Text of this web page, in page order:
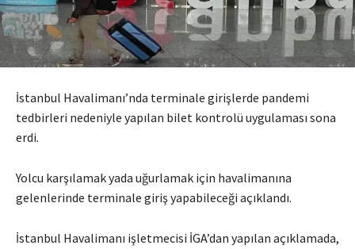
İstanbul Havalimanı’nda terminale girişlerde pandemi
tedbirleri nedeniyle yapılan bilet kontrolü uygulaması sona
erdi.
Yolcu karşılamak yada uğurlamak için havalimanına
gelenlerinde terminale giriş yapabileceği açıklandı.
İstanbul Havalimanı işletmecisi İGA’dan yapılan açıklamada,